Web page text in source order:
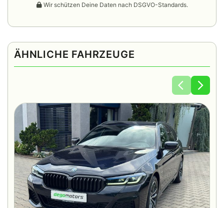
Wir schützen Deine Daten nach DSGVO-Standards.
ÄHNLICHE FAHRZEUGE